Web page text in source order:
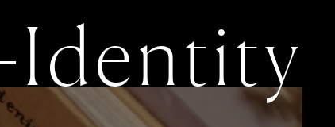
Identity